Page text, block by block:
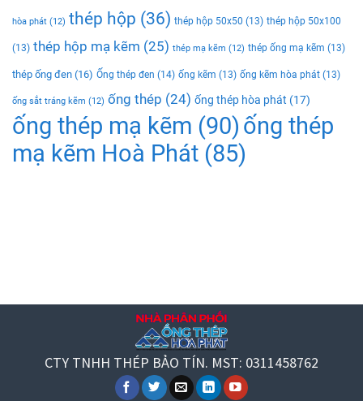
hòa phát (12) thép hộp (36) thép hộp 50x50 (13) thép hộp 50x100
(13) thép hộp mạ kẽm (25) thép mạ kẽm (12) thép ống mạ kẽm (13)
thép ống đen (16) Ống thép đen (14) ống kẽm (13) ống kẽm hòa phát (13)
ống sắt tráng kẽm (12) ống thép (24) ống thép hòa phát (17)
ống thép mạ kẽm (90) ống thép
mạ kẽm Hoà Phát (85)
CTY TNHH THÉP BẢO TÍN. MST: 0311458762